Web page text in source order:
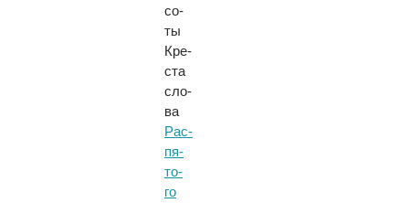
со­
ты
Кре­
ста
сло­
ва
Рас­
пя­
то­
го